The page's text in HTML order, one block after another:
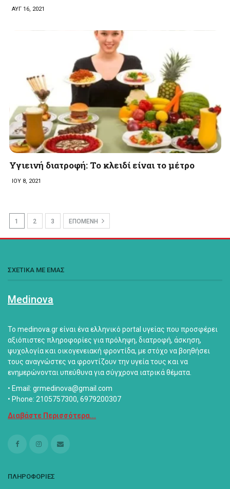
ΑΥΓ 16, 2021
Υγιεινή διατροφή: Το κλειδί είναι το μέτρο
ΙΟΥ 8, 2021
1 2 3 ΕΠΟΜΕΝΗ
ΣΧΕΤΙΚΑ ΜΕ ΕΜΑΣ
Medinova
Το medinova.gr είναι ένα ελληνικό portal υγείας που προσφέρει
αξιόπιστες πληροφορίες για πρόληψη, διατροφή, άσκηση,
ψυχολογία και οικογενειακή φροντίδα, με στόχο να βοηθήσει
τους αναγνώστες να φροντίζουν την υγεία τους και να
ενημερώνονται υπεύθυνα για σύγχρονα ιατρικά θέματα.
• Email: grmedinova@gmail.com
• Phone: 2105757300, 6979200307
Διαβάστε Περισσότερα...
ΠΛΗΡΟΦΟΡΙΕΣ